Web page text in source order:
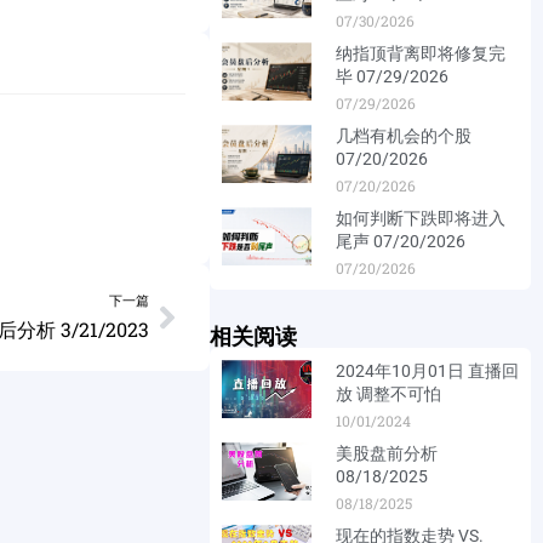
下一篇
分析 3/21/2023
07/30/2026
纳指顶背离即将修复完
毕 07/29/2026
07/29/2026
几档有机会的个股
07/20/2026
07/20/2026
如何判断下跌即将进入
尾声 07/20/2026
07/20/2026
相关阅读
2024年10月01日 直播回
放 调整不可怕
10/01/2024
美股盘前分析
08/18/2025
08/18/2025
现在的指数走势 VS.